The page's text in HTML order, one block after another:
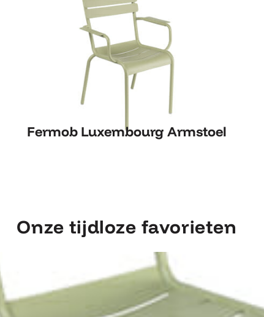
Fermob Luxembourg Armstoel
Fermob Luxembourg Armstoel
Onze tijdloze favorieten